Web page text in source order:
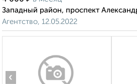
Западный район, проспект
Агентство, 12.05.2022
‹